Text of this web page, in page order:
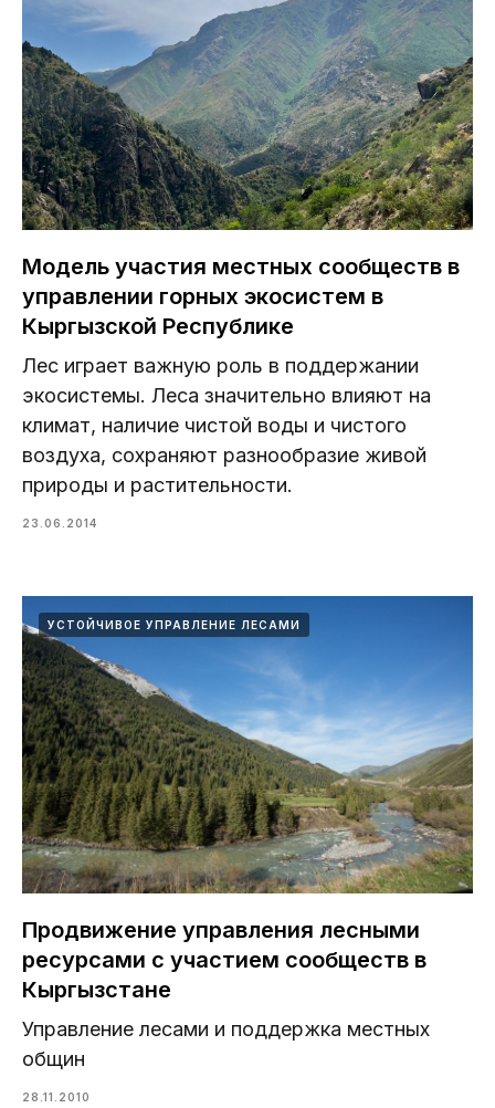
Модель участия местных сообществ в
управлении горных экосистем в
Кыргызской Республике
Лес играет важную роль в поддержании
экосистемы. Леса значительно влияют на
климат, наличие чистой воды и чистого
воздуха, сохраняют разнообразие живой
природы и растительности.
23.06.2014
УСТОЙЧИВОЕ УПРАВЛЕНИЕ ЛЕСАМИ
Продвижение управления лесными
ресурсами с участием сообществ в
Кыргызстане
Управление лесами и поддержка местных
общин
28.11.2010